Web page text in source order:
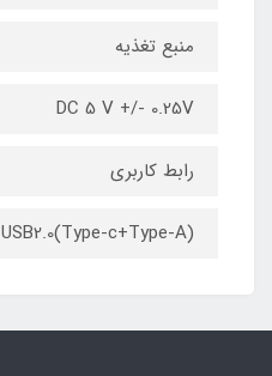
منبع تغذیه
DC 5 V +/- 0.25V
رابط کاربری
USB2.0(Type-c+Type-A)